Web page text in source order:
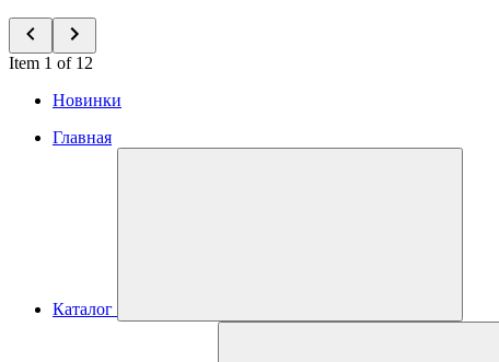
Item 1 of 12
Новинки
Главная
Каталог